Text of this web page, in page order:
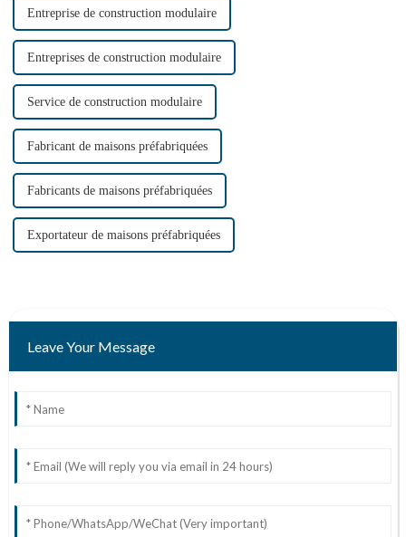
Entreprise de construction modulaire
Entreprises de construction modulaire
Service de construction modulaire
Fabricant de maisons préfabriquées
Fabricants de maisons préfabriquées
Exportateur de maisons préfabriquées
Leave Your Message